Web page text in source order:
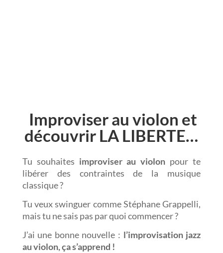
Improviser au violon et
découvrir LA LIBERTE…
Tu souhaites improviser au violon pour te
libérer des contraintes de la musique
classique ?
Tu veux swinguer comme Stéphane Grappelli,
mais tu ne sais pas par quoi commencer ?
J’ai une bonne nouvelle : l’improvisation jazz
au violon, ça s’apprend !